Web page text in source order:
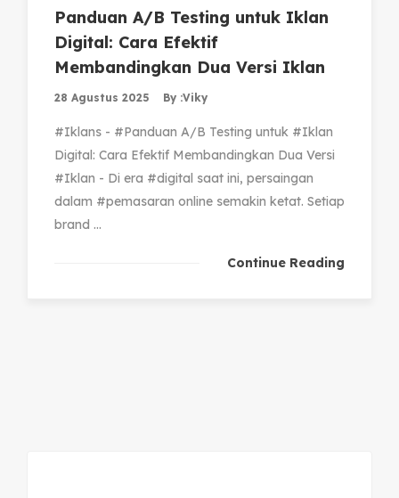
Panduan A/B Testing untuk Iklan
Digital: Cara Efektif
Membandingkan Dua Versi Iklan
28 Agustus 2025 By :Viky
#Iklans - #Panduan A/B Testing untuk #Iklan
Digital: Cara Efektif Membandingkan Dua Versi
#Iklan - Di era #digital saat ini, persaingan
dalam #pemasaran online semakin ketat. Setiap
brand ...
Continue Reading